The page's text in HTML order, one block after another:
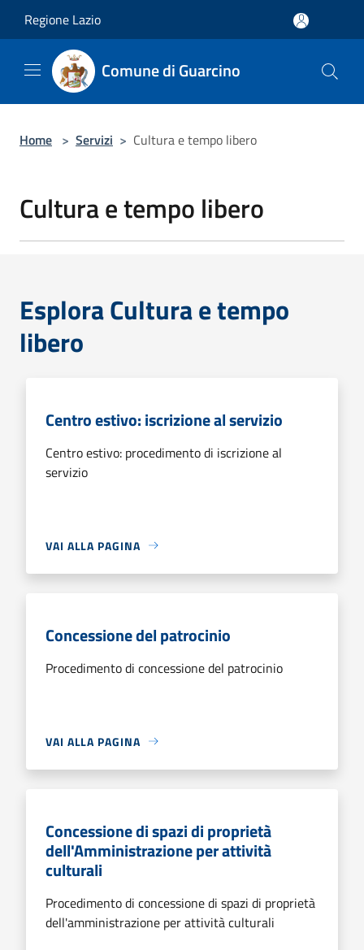
Regione Lazio
Comune di Guarcino
Home > Servizi > Cultura e tempo libero
Cultura e tempo libero
Esplora Cultura e tempo
libero
Centro estivo: iscrizione al servizio
Centro estivo: procedimento di iscrizione al
servizio
VAI ALLA PAGINA
Concessione del patrocinio
Procedimento di concessione del patrocinio
VAI ALLA PAGINA
Concessione di spazi di proprietà
dell'Amministrazione per attività
culturali
Procedimento di concessione di spazi di proprietà
dell'amministrazione per attività culturali